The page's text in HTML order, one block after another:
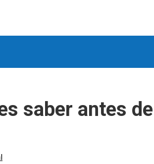
saber antes